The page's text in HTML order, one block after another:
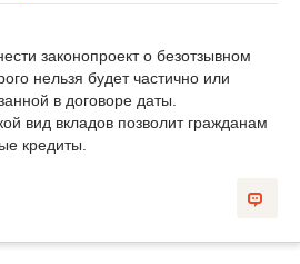
законопроект о безотзывном
нельзя будет частично или
в договоре даты.
вид вкладов позволит гражданам
кредиты.